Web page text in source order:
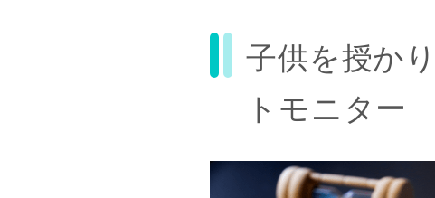
子供を授か
トモニター